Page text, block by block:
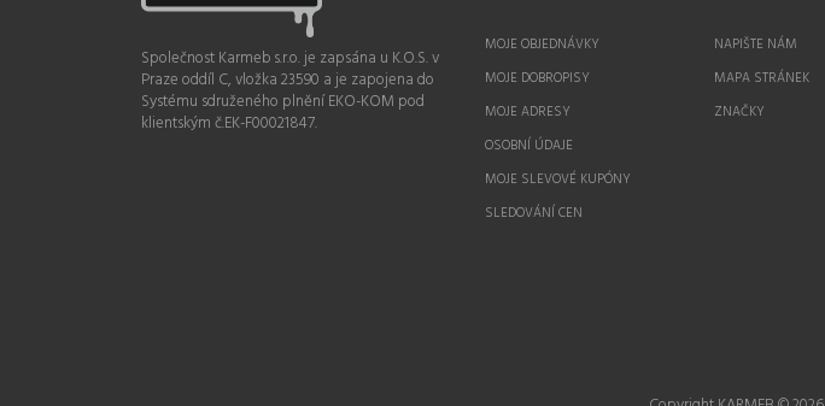
Společnost Karmeb s.r.o.je zapsána u K.O.S. v
Praze oddíl C, vložka 23590 a je zapojena do
Systému sdruženého plnění EKO-KOM pod
klientským č.EK-F00021847.
MOJE OBJEDNÁVKY
MOJE DOBROPISY
MOJE ADRESY
OSOBNÍ ÚDAJE
MOJE SLEVOVÉ KUPÓNY
SLEDOVÁNÍ CEN
NAPIŠTE NÁM
MAPA STRÁNEK
ZNAČKY